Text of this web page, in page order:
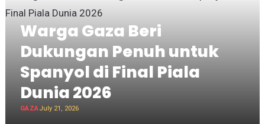
Warga Gaza Beri
Dukungan Penuh untuk
Spanyol di Final Piala
Dunia 2026
GAZAJuly 21, 2026